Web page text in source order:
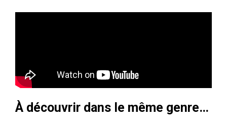
À découvrir dans le même genre…